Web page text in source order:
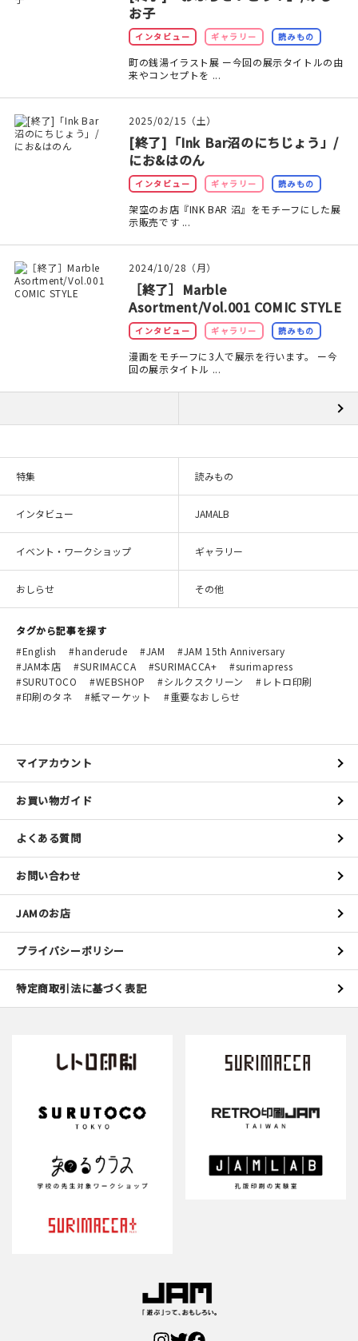
お子
インタビュー ギャラリー 読みもの
町の銭湯イラスト展 ー今回の展示タイトルの由
来やコンセプトを ...
2025/02/15（土）
[終了]「Ink Bar沼のにちじょう」/
にお&はのん
インタビュー ギャラリー 読みもの
架空のお店『INK BAR 沼』をモチーフにした展
示販売です ...
2024/10/28（月）
［終了］Marble
Asortment/Vol.001 COMIC STYLE
インタビュー ギャラリー 読みもの
漫画をモチーフに3人で展示を行います。 ー今
回の展示タイトル ...
特集 読みもの
インタビュー JAMALB
イベント・ワークショップ ギャラリー
おしらせ その他
タグから記事を探す
English
handerude JAM
JAM 15th Anniversary
JAM本店
SURIMACCA SURIMACCA+
surimapress
SURUTOCO
WEBSHOP シルクスクリーン
レトロ印刷
印刷のタネ
紙マーケット 重要なおしらせ
マイアカウント
お買い物ガイド
よくある質問
お問い合わせ
JAMのお店
プライバシーポリシー
特定商取引法に基づく表記